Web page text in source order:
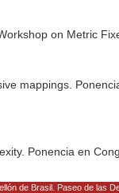
on Metric
mappings.
Ponencia en
de Brasil. Paseo de las